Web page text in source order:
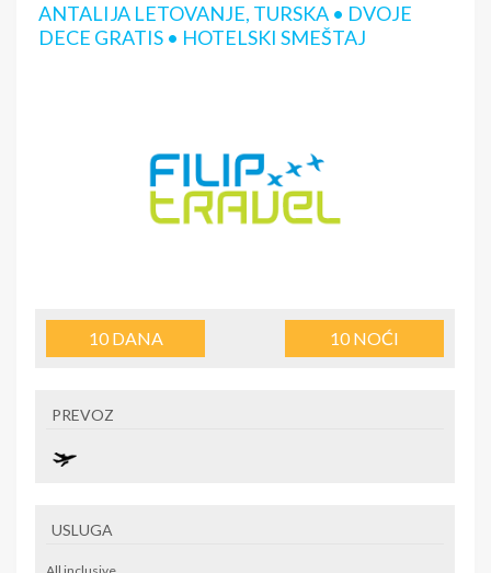
ANTALIJA LETOVANJE, TURSKA • DVOJE
DECE GRATIS • HOTELSKI SMEŠTAJ
10DANA 10NOĆI
PREVOZ
USLUGA